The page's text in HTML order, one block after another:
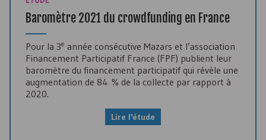
Baromètre 2021 du crowdfunding en France
Pour la 3e année consécutive Mazars et l’association
Financement Participatif France (FPF) publient leur
baromètre du financement participatif qui révèle une
augmentation de 84 % de la collecte par rapport à
2020.
Lire l'étude